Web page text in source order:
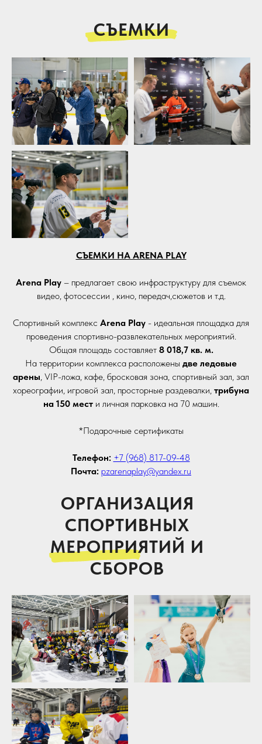
СЪЕМКИ
СЪЕМКИ НА ARENA PLAY
Arena Play – предлагает свою инфраструктуру для съемок
видео, фотосессии , кино, передач,сюжетов и т.д.
Спортивный комплекс Arena Play - идеальная площадка для
проведения спортивно-развлекательных мероприятий.
Общая площадь составляет 8 018,7 кв. м.
На территории комплекса расположены две ледовые
арены, VIP-ложа, кафе, бросковая зона, спортивный зал, зал
хореографии, игровой зал, просторные раздевалки, трибуна
на 150 мести личная парковка на 70 машин.
*Подарочные сертификаты
Телефон: +7 (968) 817-09-48
Почта: pzarenaplay@yandex.ru
ОРГАНИЗАЦИЯ
СПОРТИВНЫХ
МЕРОПРИЯТИЙ И
СБОРОВ